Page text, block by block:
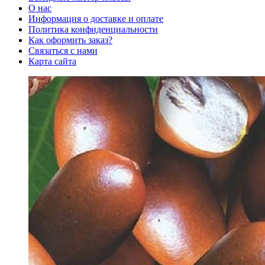
О нас
Информация о доставке и оплате
Политика конфиденциальности
Как оформить заказ?
Связаться с нами
Карта сайта